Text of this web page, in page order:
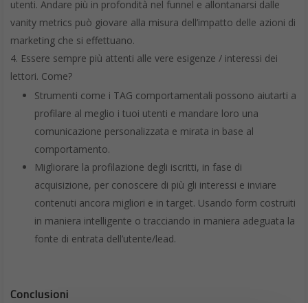
utenti. Andare più in profondità nel funnel e allontanarsi dalle
vanity metrics può giovare alla misura dell’impatto delle azioni di
marketing che si effettuano.
Essere sempre più attenti alle vere esigenze / interessi dei
lettori. Come?
Strumenti come i TAG comportamentali possono aiutarti a
profilare al meglio i tuoi utenti e mandare loro una
comunicazione personalizzata e mirata in base al
comportamento.
Migliorare la profilazione degli iscritti, in fase di
acquisizione, per conoscere di più gli interessi e inviare
contenuti ancora migliori e in target. Usando form costruiti
in maniera intelligente o tracciando in maniera adeguata la
fonte di entrata dell’utente/lead.
Conclusioni